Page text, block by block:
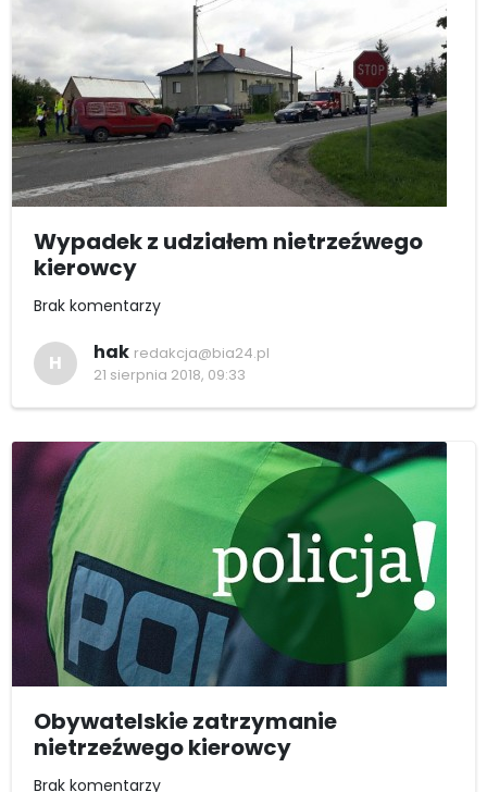
Wypadek z udziałem nietrzeźwego
kierowcy
Brak komentarzy
H hak redakcja@bia24.pl
21 sierpnia 2018, 09:33
Obywatelskie zatrzymanie
nietrzeźwego kierowcy
Brak komentarzy